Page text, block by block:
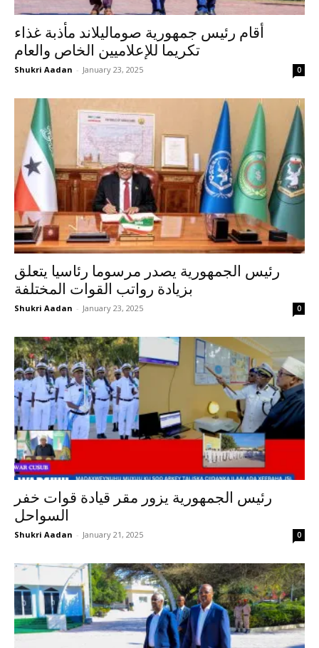
أقام رئيس جمهورية صوماليلاند مأذبة غذاء
تكريما للإعلاميين الخاص والعام
Shukri Aadan - January 23, 2025 0
رئيس الجمهورية يصدر مرسوما رئاسيا يتعلق
بزيادة رواتب القوات المختلفة
Shukri Aadan - January 23, 2025 0
رئيس الجمهورية يزور مقر قيادة قوات خفر
السواحل
Shukri Aadan - January 21, 2025 0